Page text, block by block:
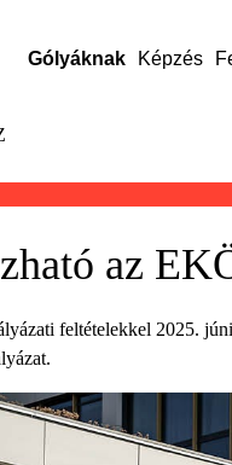
Gólyáknak Képzés
az
feltételekkel 2025.